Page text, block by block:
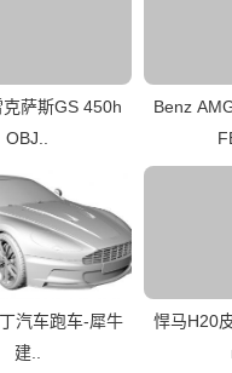
克萨斯GS 450h
OBJ..
Benz
汽车跑车-犀牛
建..
悍马H20